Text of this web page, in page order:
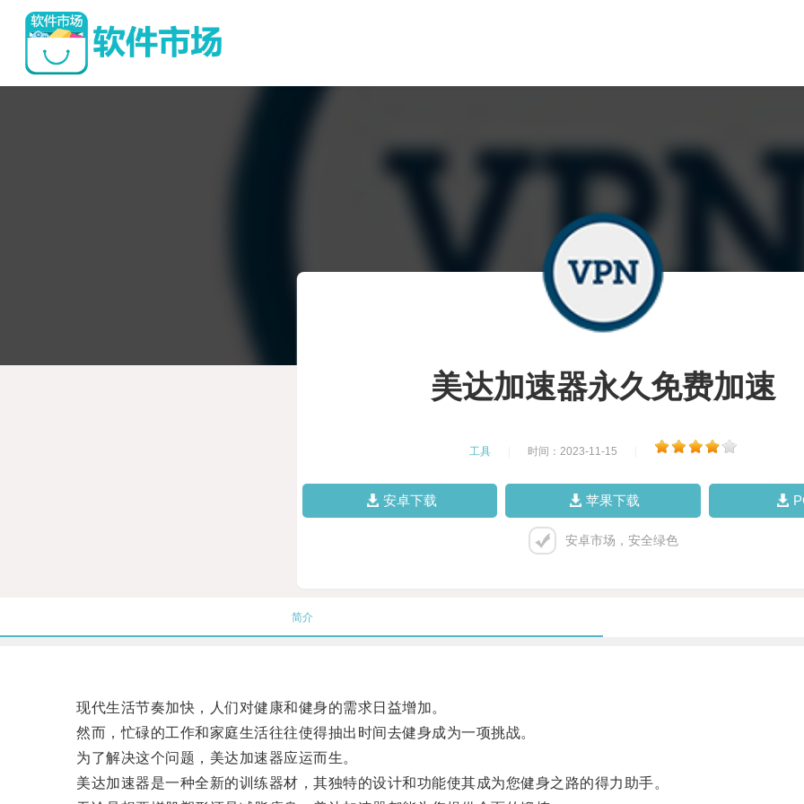
美达加速器永久免费加速
工具 时间：2023-11-15
安卓下载 苹果下载
安卓市场，安全绿色
简介
现代生活节奏加快，人们对健康和健身的需求日益增加。
然而，忙碌的工作和家庭生活往往使得抽出时间去健身成为一项挑战。
为了解决这个问题，美达加速器应运而生。
美达加速器是一种全新的训练器材，其独特的设计和功能使其成为您健身之路的得力助手。